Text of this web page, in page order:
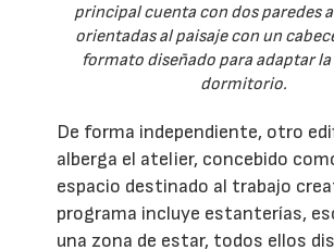
principal cuenta con dos paredes
orientadas al paisaje con un
formato diseñado para adaptar la
dormitorio.
De forma independiente, otro
alberga el atelier, concebido
espacio destinado al trabajo
programa incluye estanterías,
una zona de estar, todos ellos